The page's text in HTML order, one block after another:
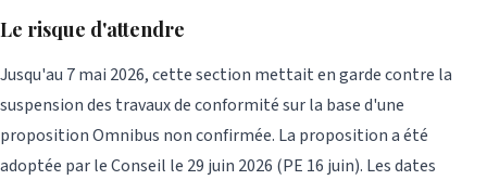
Le risque d'attendre
Jusqu'au 7 mai 2026, cette section mettait en garde contre la
suspension des travaux de conformité sur la base d'une
proposition Omnibus non confirmée. La proposition a été
adoptée par le Conseil le 29 juin 2026 (PE 16 juin). Les dates